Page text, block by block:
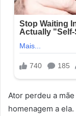
Ator perdeu a
homenagem a ela.